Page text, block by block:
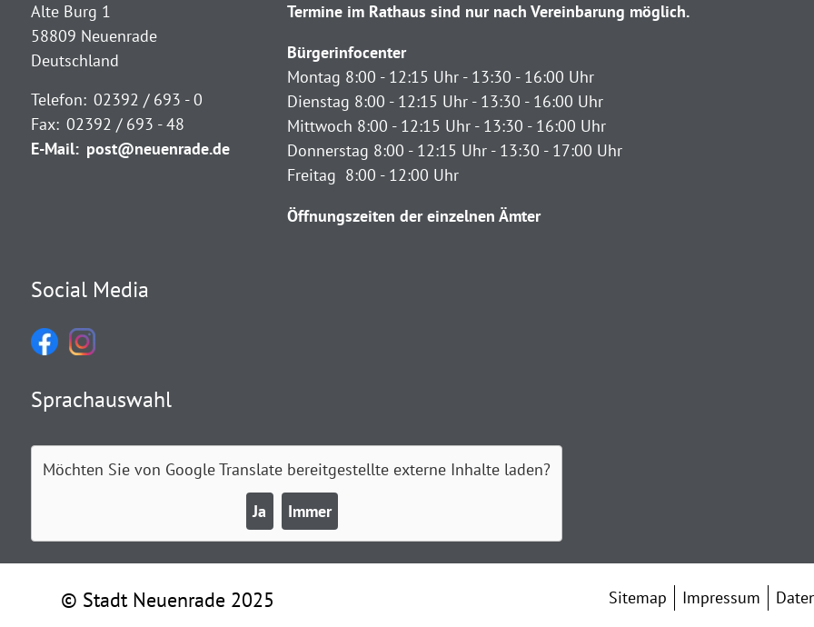
Alte Burg 1
58809 Neuenrade
Deutschland
Telefon: 02392 / 693 - 0
Fax: 02392 / 693 - 48
E-Mail: post@neuenrade.de
Termine im Rathaus sind nur nach Vereinbarung möglich.
Bürgerinfocenter
Montag 8:00 - 12:15 Uhr - 13:30 - 16:00 Uhr
Dienstag 8:00 - 12:15 Uhr - 13:30 - 16:00 Uhr
Mittwoch 8:00 - 12:15 Uhr - 13:30 - 16:00 Uhr
Donnerstag 8:00 - 12:15 Uhr - 13:30 - 17:00 Uhr
Freitag 8:00 - 12:00 Uhr
Öffnungszeiten der einzelnen Ämter
Social Media
Sprachauswahl
Möchten Sie von Google Translatebereitgestellte externe Inhalte laden?
Ja Immer
© Stadt Neuenrade 2025 Sitemap Impressum